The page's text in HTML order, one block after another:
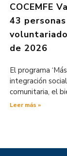
COCEMFE
43
de 2026
El programa
integración
comunitaria, el
Leer más »